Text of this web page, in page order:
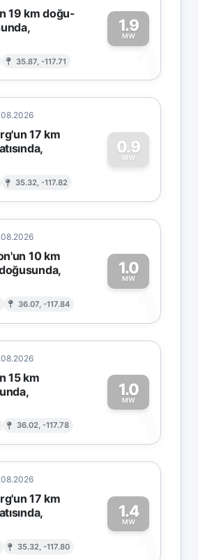
19 km doğu-
35.87, -117.71
1.9
MW
1
17 km
35.32, -117.82
0.9
MW
0
10 km
36.07, -117.84
1.0
MW
1
15 km
36.02, -117.78
1.0
MW
1
17 km
35.32, -117.80
1.4
MW